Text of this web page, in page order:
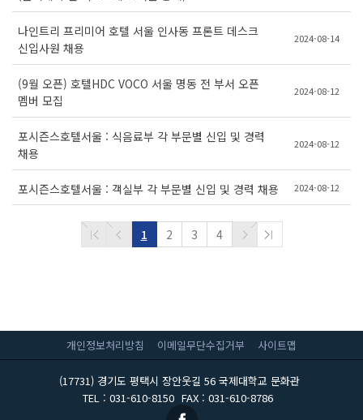
나인트리 프리미어 호텔 서울 인사동 프론트 데스크
신입사원 채용
2024-08-14
(9월 오픈) 호텔HDC VOCO 서울 명동 전 부서 오픈
멤버 모집
2024-08-12
포시즌스호텔서울 : 식음료부 각 부문별 신입 및 경력
채용
2024-08-12
포시즌스호텔서울 : 객실부 각 부문별 신입 및 경력 채용 2024-08-12
1 2 3 4
개인정보처리방침 이메일무단수집거부 사이트맵
(17731) 경기도 평택시 장안웃길 56 국제대학교 문화관
TEL : 031-610-8150 FAX : 031-610-8786